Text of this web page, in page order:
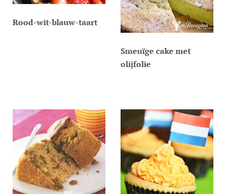
Rood-wit-blauw-taart
Smeuïge cake met
olijfolie